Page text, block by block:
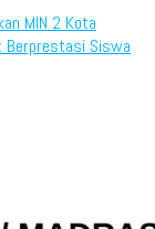
MIN 2 Kota
Berprestasi Siswa